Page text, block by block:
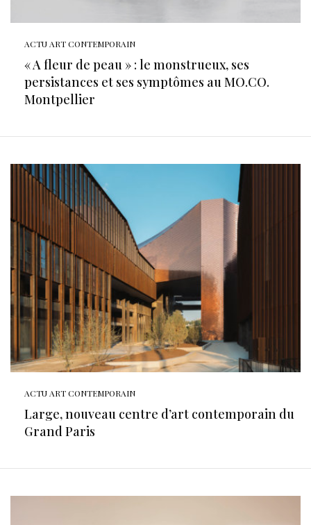
ACTU ART CONTEMPORAIN
« A fleur de peau » : le monstrueux, ses
persistances et ses symptômes au MO.CO.
Montpellier
ACTU ART CONTEMPORAIN
Large, nouveau centre d’art contemporain du
Grand Paris